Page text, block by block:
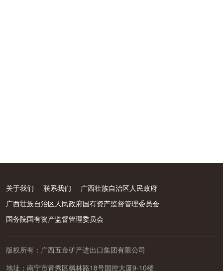
关于我们 联系我们
广西壮族自治区人民政府
广西壮族自治区人民政府国有资产监督管理委员会
国务院国有资产监督管理委员会
版权所有：广西五金矿产进出口集团有限公司
地址：南宁市青秀区枫林路18号国控大厦9-10楼